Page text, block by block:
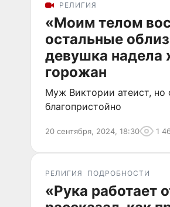
РЕЛИГИЯ
«Моим телом
остальные
девушка надела
горожан
Муж Виктории атеист, но
благопристойно
20 сентября, 2024, 18:30 1
РЕЛИГИЯ ПОДРОБНОСТИ
«Рука работает